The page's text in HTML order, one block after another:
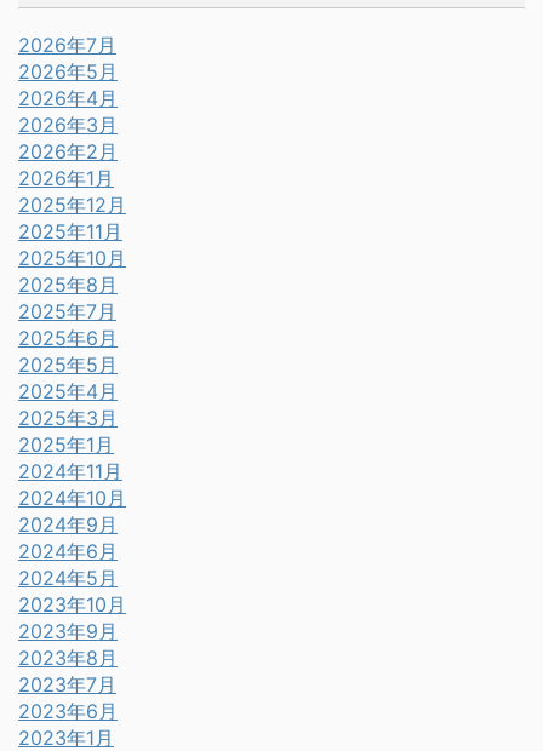
2026年7月
2026年5月
2026年4月
2026年3月
2026年2月
2026年1月
2025年12月
2025年11月
2025年10月
2025年8月
2025年7月
2025年6月
2025年5月
2025年4月
2025年3月
2025年1月
2024年11月
2024年10月
2024年9月
2024年6月
2024年5月
2023年10月
2023年9月
2023年8月
2023年7月
2023年6月
2023年1月